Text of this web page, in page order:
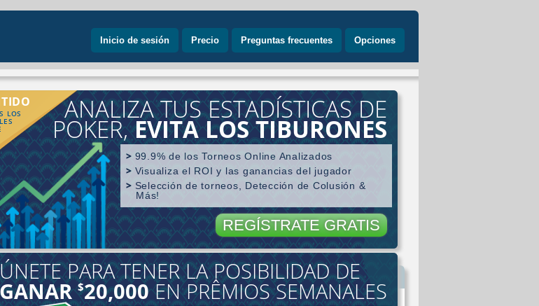
Inicio de sesión Precio Preguntas frecuentes Opciones
LOS ANALIZA TUS ESTADÍSTICAS DE
POKER,EVITA LOS TIBURONES
99.9% de los Torneos Online Analizados
Visualiza el ROI y las ganancias del jugador
Selección de torneos, Detección de Colusión &
Más!
REGÍSTRATE GRATIS
ÚNETE PARA TENER LA POSIBILIDAD DE
GANAR$20,000EN PRÊMIOS SEMANALES
Búsqueda por jugador